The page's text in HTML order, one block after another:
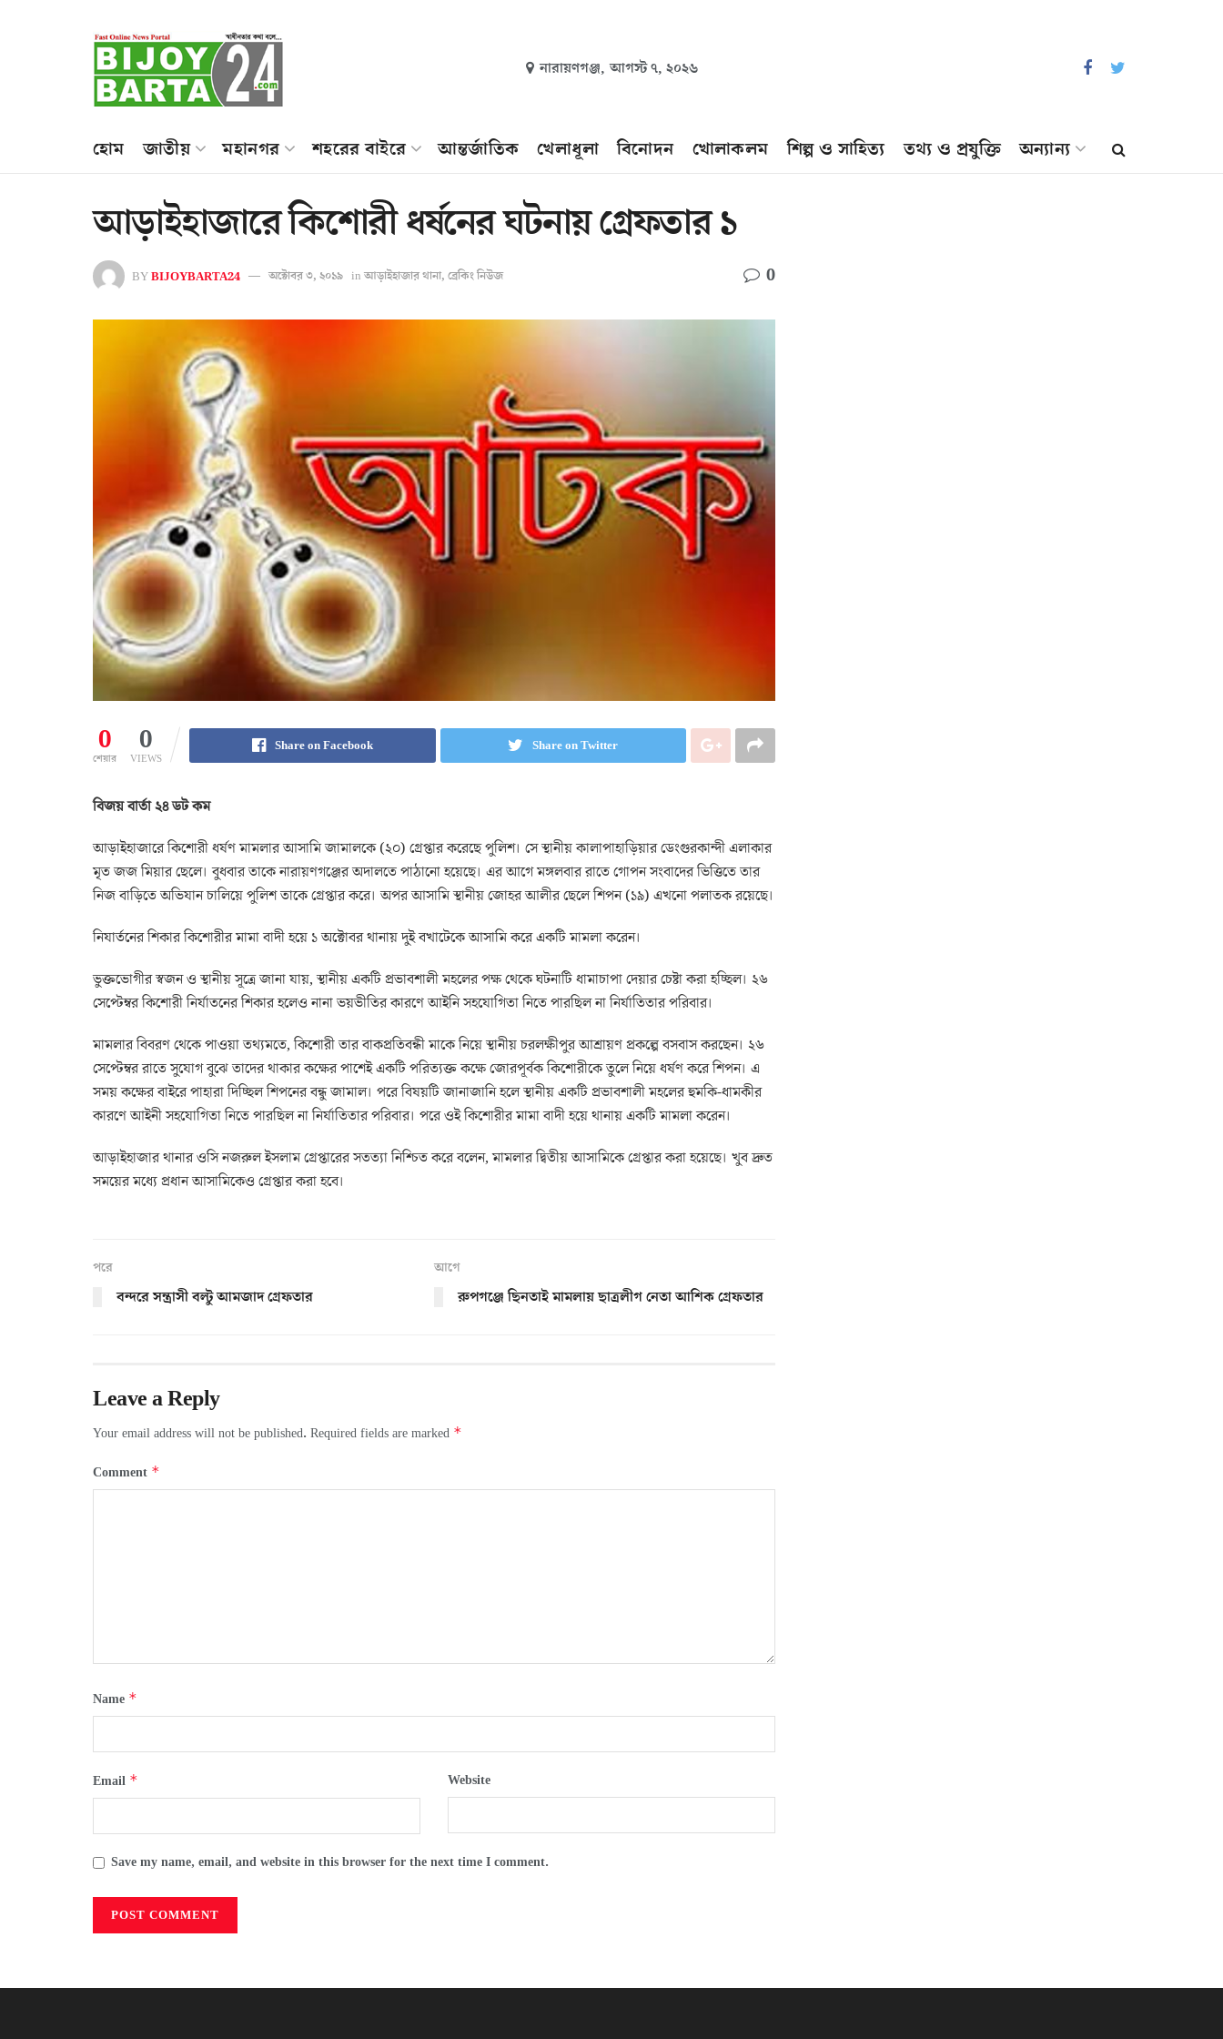
নারায়ণগঞ্জ, আগস্ট ৭, ২০২৬
হোম জাতীয় মহানগর শহরের বাইরে আন্তর্জাতিক খেলাধূলা বিনোদন খোলাকলম শিল্প ও সাহিত্য তথ্য ও প্রযুক্তি অন্যান্য
আড়াইহাজারে কিশোরী ধর্ষনের ঘটনায় গ্রেফতার ১
BYBIJOYBARTA24 অক্টোবর ৩, ২০১৯ in আড়াইহাজার থানা, ব্রেকিং নিউজ 0
0
শেয়ার
0
VIEWS
Share on Facebook Share on Twitter
বিজয় বার্তা ২৪ ডট কম
আড়াইহাজারে কিশোরী ধর্ষণ মামলার আসামি জামালকে (২০) গ্রেপ্তার করেছে পুলিশ। সে স্থানীয় কালাপাহাড়িয়ার ডেংগুরকান্দী এলাকার
মৃত জজ মিয়ার ছেলে। বুধবার তাকে নারায়ণগঞ্জের অদালতে পাঠানো হয়েছে। এর আগে মঙ্গলবার রাতে গোপন সংবাদের ভিত্তিতে তার
নিজ বাড়িতে অভিযান চালিয়ে পুলিশ তাকে গ্রেপ্তার করে। অপর আসামি স্থানীয় জোহর আলীর ছেলে শিপন (১৯) এখনো পলাতক রয়েছে।
নিযার্তনের শিকার কিশোরীর মামা বাদী হয়ে ১ অক্টোবর থানায় দুই বখাটেকে আসামি করে একটি মামলা করেন।
ভুক্তভোগীর স্বজন ও স্থানীয় সূত্রে জানা যায়, স্থানীয় একটি প্রভাবশালী মহলের পক্ষ থেকে ঘটনাটি ধামাচাপা দেয়ার চেষ্টা করা হচ্ছিল। ২৬
সেপ্টেম্বর কিশোরী নির্যাতনের শিকার হলেও নানা ভয়ভীতির কারণে আইনি সহযোগিতা নিতে পারছিল না নির্যাতিতার পরিবার।
মামলার বিবরণ থেকে পাওয়া তথ্যমতে, কিশোরী তার বাকপ্রতিবন্ধী মাকে নিয়ে স্থানীয় চরলক্ষীপুর আশ্রায়ণ প্রকল্পে বসবাস করছেন। ২৬
সেপ্টেম্বর রাতে সুযোগ বুঝে তাদের থাকার কক্ষের পাশেই একটি পরিত্যক্ত কক্ষে জোরপূর্বক কিশোরীকে তুলে নিয়ে ধর্ষণ করে শিপন। এ
সময় কক্ষের বাইরে পাহারা দিচ্ছিল শিপনের বন্ধু জামাল। পরে বিষয়টি জানাজানি হলে স্থানীয় একটি প্রভাবশালী মহলের হুমকি-ধামকীর
কারণে আইনী সহযোগিতা নিতে পারছিল না নির্যাতিতার পরিবার। পরে ওই কিশোরীর মামা বাদী হয়ে থানায় একটি মামলা করেন।
আড়াইহাজার থানার ওসি নজরুল ইসলাম গ্রেপ্তারের সতত্যা নিশ্চিত করে বলেন, মামলার দ্বিতীয় আসামিকে গ্রেপ্তার করা হয়েছে। খুব দ্রুত
সময়ের মধ্যে প্রধান আসামিকেও গ্রেপ্তার করা হবে।
পরে
বন্দরে সন্ত্রাসী বল্টু আমজাদ গ্রেফতার
আগে
রুপগঞ্জে ছিনতাই মামলায় ছাত্রলীগ নেতা আশিক গ্রেফতার
Leave a Reply
Your email address will not be published. Required fields are marked *
Comment *
Name *
Email * Website
Save my name, email, and website in this browser for the next time I comment.